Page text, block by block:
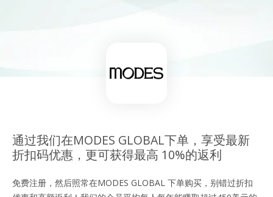
通过我们在MODES GLOBAL下单，享受最新
折扣码优惠，更可获得最高 10%的返利
免费注册，然后照常在MODES GLOBAL 下单购买，别错过折扣